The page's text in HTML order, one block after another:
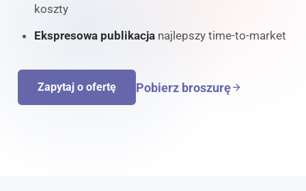
koszty
Ekspresowa publikacja najlepszy time-to-market
Zapytaj o ofertę Pobierz broszurę